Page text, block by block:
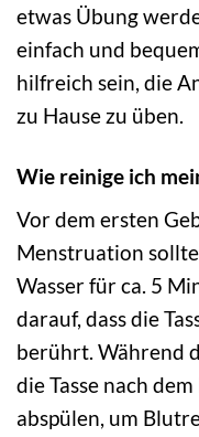
etwas Übung
einfach und
hilfreich sein, die
zu Hause zu üben.
Wie reinige ich
Vor dem ersten
Menstruation
Wasser für ca. 5
darauf, dass die
berührt. Während
die Tasse nach
abspülen, um